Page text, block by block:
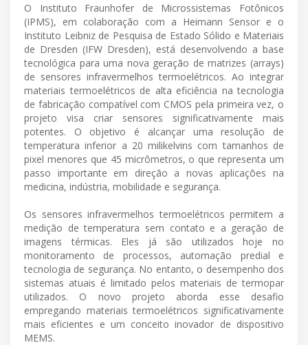
O Instituto Fraunhofer de Microssistemas Fotônicos
(IPMS), em colaboração com a Heimann Sensor e o
Instituto Leibniz de Pesquisa de Estado Sólido e Materiais
de Dresden (IFW Dresden), está desenvolvendo a base
tecnológica para uma nova geração de matrizes (arrays)
de sensores infravermelhos termoelétricos. Ao integrar
materiais termoelétricos de alta eficiência na tecnologia
de fabricação compatível com CMOS pela primeira vez, o
projeto visa criar sensores significativamente mais
potentes. O objetivo é alcançar uma resolução de
temperatura inferior a 20 milikelvins com tamanhos de
pixel menores que 45 micrômetros, o que representa um
passo importante em direção a novas aplicações na
medicina, indústria, mobilidade e segurança.
Os sensores infravermelhos termoelétricos permitem a
medição de temperatura sem contato e a geração de
imagens térmicas. Eles já são utilizados hoje no
monitoramento de processos, automação predial e
tecnologia de segurança. No entanto, o desempenho dos
sistemas atuais é limitado pelos materiais de termopar
utilizados. O novo projeto aborda esse desafio
empregando materiais termoelétricos significativamente
mais eficientes e um conceito inovador de dispositivo
MEMS.